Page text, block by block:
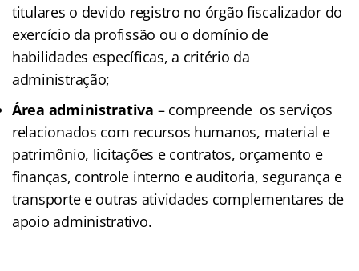
titulares o devido registro no órgão fiscalizador do
exercício da profissão ou o domínio de
habilidades específicas, a critério da
administração;
Área administrativa – compreende os serviços
relacionados com recursos humanos, material e
patrimônio, licitações e contratos, orçamento e
finanças, controle interno e auditoria, segurança e
transporte e outras atividades complementares de
apoio administrativo.